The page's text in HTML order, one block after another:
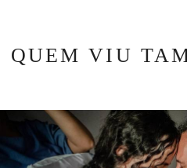
QUEM VIU